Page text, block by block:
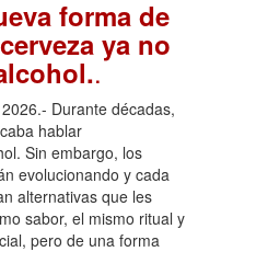
forma de
ya no
.
Durante décadas,
hablar
Sin embargo, los
evolucionando y cada
alternativas que les
sabor, el mismo ritual y
pero de una forma